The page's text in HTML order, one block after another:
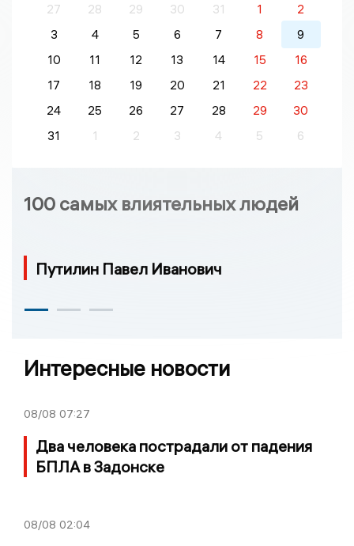
27 28 29 30 31 1
2
3
4 5 6 7 8
9
10
11 12 13 14 15
16
17
18 19 20 21 22
23
24
25 26 27 28 29
30
31
1 2 3 4 5 6
100 самых влиятельных людей
Путилин Павел Иванович
Интересные новости
08/08 07:27
Два человека пострадали от падения
БПЛА в Задонске
08/08 02:04